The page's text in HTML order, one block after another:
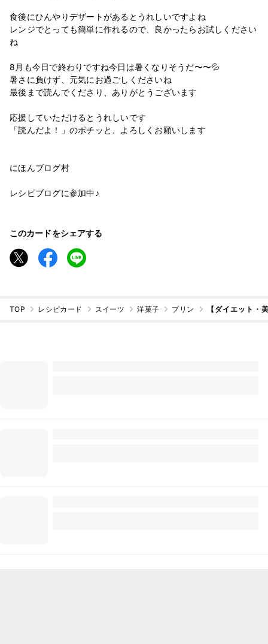
食後にひんやりデザートがあるとうれしいですよね
レンジでとっても簡単に作れるので、良かったらお試しください
ね
8月も今日で終わりですね今日は暑くなりそうだ〜〜💦
暑さに負けず、元気にお過ごしくださいね
最後まで読んでくださり、ありがとうございます
応援していただけるとうれしいです
「読んだよ！」のポチッと、よろしくお願いします
にほんブログ村
レシピブログに参加中♪
このカードをシェアする
TOP レシピカード スイーツ 洋菓子 プリン 【ダイエット・